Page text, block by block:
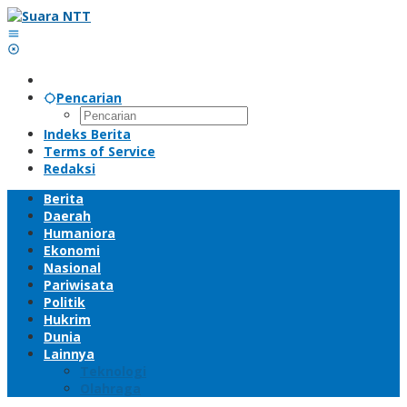
Lewati
ke
konten
Pencarian
Indeks Berita
Terms of Service
Redaksi
Berita
Daerah
Humaniora
Ekonomi
Nasional
Pariwisata
Politik
Hukrim
Dunia
Lainnya
Teknologi
Olahraga